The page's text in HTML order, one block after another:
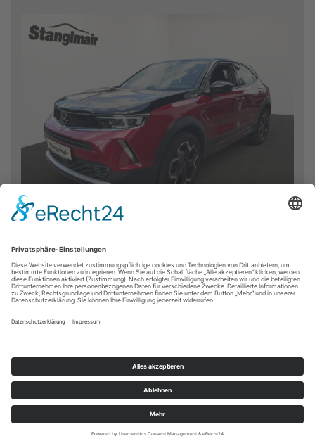
Favorit
Vergleichen
Farbe:
Power Rot
Erstzulassung:
2021/12
Kilometer:
43.200 km
Leistung:
96 kW / 131 PS
Gebrauchtwagen
MW047097
MwSt. nicht ausweisbar